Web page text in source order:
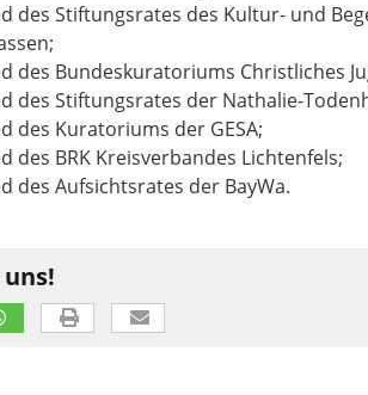
des Stiftungsrates des Kultur- und
des Bundeskuratoriums Christliches
des Stiftungsrates der Nathalie-
des Kuratoriums der GESA;
des BRK Kreisverbandes Lichtenfels;
des Aufsichtsrates der BayWa.